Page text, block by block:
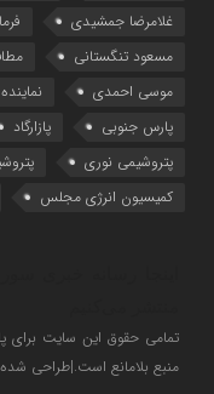
غلامرضا جمشیدی
مسعود تنگستانی
موسی احمدی
پارس جنوبی
پازارگاد
پتروشیمی نوری
کمیسیون انرژی مجلس
تمامی حقوق این سایت برای
منبع بلامانع است.|طراحی